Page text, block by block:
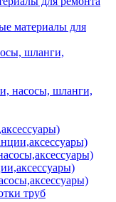
материалы для
шланги,
насосы, шланги,
труб